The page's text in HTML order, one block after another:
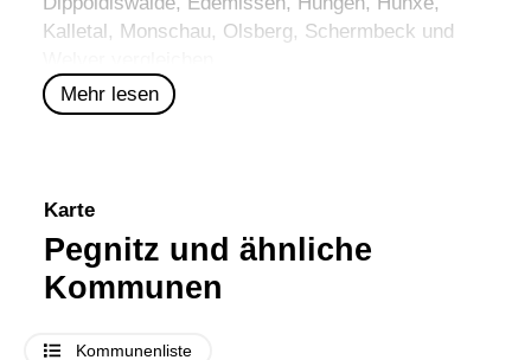
Kalletal , Monschau, Olsberg, Schermbeck und
Mehr lesen
Karte
Pegnitz und ähnliche
Kommunen
Kommunenliste